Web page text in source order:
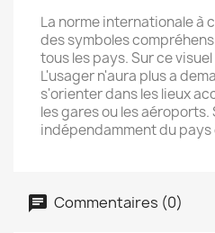
La norme internationale à
des symboles
tous les pays. Sur ce visuel
L'usager n'aura plus a
s'orienter dans les lieux
les gares ou les
indépendamment du pays
Commentaires (0)